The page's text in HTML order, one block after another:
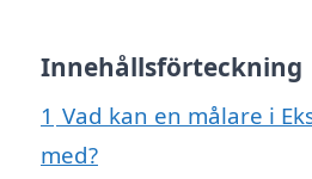
Innehållsförteckning
1 Vad kan en målare i
med?